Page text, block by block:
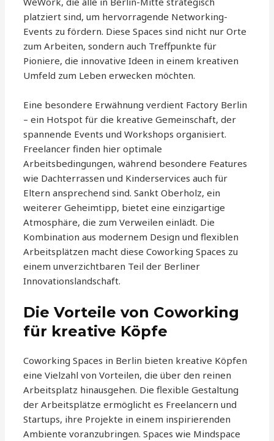
platziert sind, um hervorragende Networking-
Events zu fördern. Diese Spaces sind nicht nur Orte
zum Arbeiten, sondern auch Treffpunkte für
Pioniere, die innovative Ideen in einem kreativen
Umfeld zum Leben erwecken möchten.
Eine besondere Erwähnung verdient Factory Berlin
– ein Hotspot für die kreative Gemeinschaft, der
spannende Events und Workshops organisiert.
Freelancer finden hier optimale
Arbeitsbedingungen, während besondere Features
wie Dachterrassen und Kinderservices auch für
Eltern ansprechend sind. Sankt Oberholz, ein
weiterer Geheimtipp, bietet eine einzigartige
Atmosphäre, die zum Verweilen einlädt. Die
Kombination aus modernem Design und flexiblen
Arbeitsplätzen macht diese Coworking Spaces zu
einem unverzichtbaren Teil der Berliner
Innovationslandschaft.
Die Vorteile von Coworking
für kreative Köpfe
Coworking Spaces in Berlin bieten kreative Köpfen
eine Vielzahl von Vorteilen, die über den reinen
Arbeitsplatz hinausgehen. Die flexible Gestaltung
der Arbeitsplätze ermöglicht es Freelancern und
Startups, ihre Projekte in einem inspirierenden
Ambiente voranzubringen. Spaces wie Mindspace